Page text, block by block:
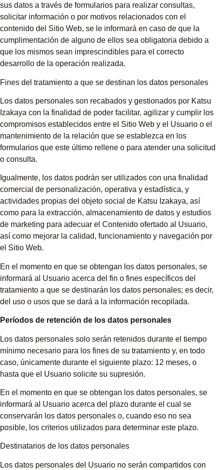
sus datos a través de formularios para realizar consultas,
solicitar información o por motivos relacionados con el
contenido del Sitio Web, se le informará en caso de que la
cumplimentación de alguno de ellos sea obligatoria debido a
que los mismos sean imprescindibles para el correcto
desarrollo de la operación realizada.
Fines del tratamiento a que se destinan los datos personales
Los datos personales son recabados y gestionados por Katsu
Izakaya con la finalidad de poder facilitar, agilizar y cumplir los
compromisos establecidos entre el Sitio Web y el Usuario o el
mantenimiento de la relación que se establezca en los
formularios que este último rellene o para atender una solicitud
o consulta.
Igualmente, los datos podrán ser utilizados con una finalidad
comercial de personalización, operativa y estadística, y
actividades propias del objeto social de Katsu Izakaya, así
como para la extracción, almacenamiento de datos y estudios
de marketing para adecuar el Contenido ofertado al Usuario,
así como mejorar la calidad, funcionamiento y navegación por
el Sitio Web.
En el momento en que se obtengan los datos personales, se
informará al Usuario acerca del fin o fines específicos del
tratamiento a que se destinarán los datos personales; es decir,
del uso o usos que se dará a la información recopilada.
Períodos de retención de los datos personales
Los datos personales solo serán retenidos durante el tiempo
mínimo necesario para los fines de su tratamiento y, en todo
caso, únicamente durante el siguiente plazo: 12 meses, o
hasta que el Usuario solicite su supresión.
En el momento en que se obtengan los datos personales, se
informará al Usuario acerca del plazo durante el cual se
conservarán los datos personales o, cuando eso no sea
posible, los criterios utilizados para determinar este plazo.
Destinatarios de los datos personales
Los datos personales del Usuario no serán compartidos con